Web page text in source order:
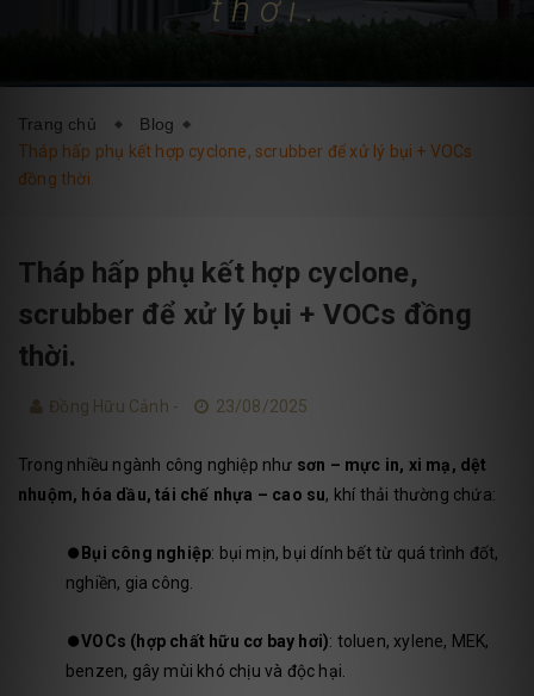
BLOG LIÊN HỆ
thời.
Trang chủ
Blog
Tháp hấp phụ kết hợp cyclone, scrubber để xử lý bụi + VOCs
đồng thời.
Tháp hấp phụ kết hợp cyclone,
scrubber để xử lý bụi + VOCs đồng
thời.
Đồng Hữu Cảnh - 23/08/2025
Trong nhiều ngành công nghiệp như sơn – mực in, xi mạ, dệt
nhuộm, hóa dầu, tái chế nhựa – cao su, khí thải thường chứa:
⏺️Bụi công nghiệp: bụi mịn, bụi dính bết từ quá trình đốt,
nghiền, gia công.
⏺️VOCs (hợp chất hữu cơ bay hơi): toluen, xylene, MEK,
benzen, gây mùi khó chịu và độc hại.